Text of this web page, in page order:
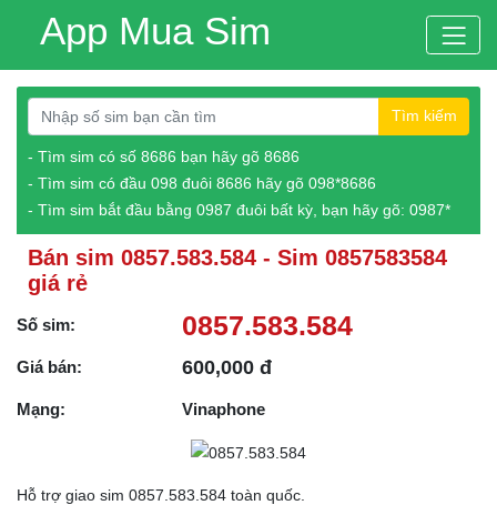
App Mua Sim
Tìm kiếm
- Tìm sim có số 8686 bạn hãy gõ 8686
- Tìm sim có đầu 098 đuôi 8686 hãy gõ 098*8686
- Tìm sim bắt đầu bằng 0987 đuôi bất kỳ, bạn hãy gõ: 0987*
Bán sim 0857.583.584 - Sim 0857583584
giá rẻ
Số sim: 0857.583.584
Giá bán: 600,000 đ
Mạng: Vinaphone
Hỗ trợ giao sim 0857.583.584 toàn quốc.